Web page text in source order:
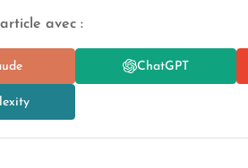
avec :
ChatGPT